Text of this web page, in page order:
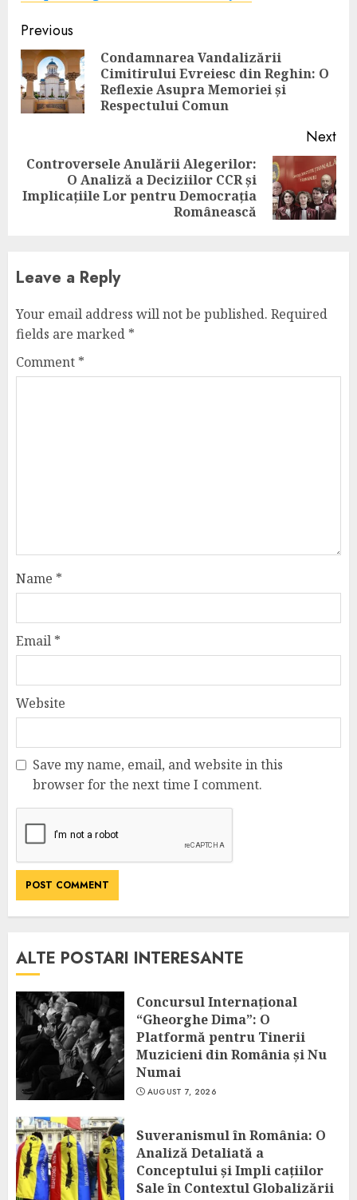
Continue
Reading
Previous
Condamnarea Vandalizării
Cimitirului Evreiesc din Reghin: O
Reflexie Asupra Memoriei și
Respectului Comun
Next
post:
Controversele Anulării Alegerilor:
O Analiză a Deciziilor CCR și
Implicațiile Lor pentru Democrația
Românească
Leave a Reply
Your email address will not be published. Required
fields are marked *
Comment *
Name *
Email *
Website
Save my name, email, and website in this
browser for the next time I comment.
ALTE POSTARI INTERESANTE
Concursul Internațional
“Gheorghe Dima”: O
Platformă pentru Tinerii
Muzicieni din România și Nu
Numai
AUGUST 7, 2026
Suveranismul în România: O
Analiză Detaliată a
Conceptului și Impli cațiilor
Sale în Contextul Globalizării